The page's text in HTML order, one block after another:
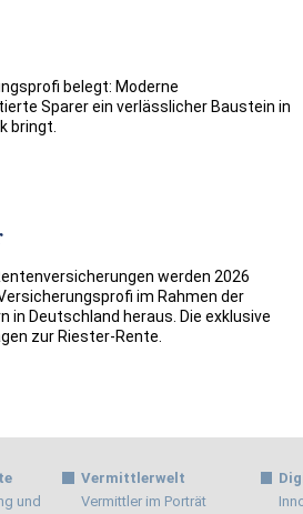
belegt: Moderne
Sparer ein verlässlicher Baustein in
bringt.
werden 2026
im Rahmen der
in Deutschland heraus. Die exklusive
zur Riester-Rente.
und
Vermittlerwelt
Vermittler im Porträt